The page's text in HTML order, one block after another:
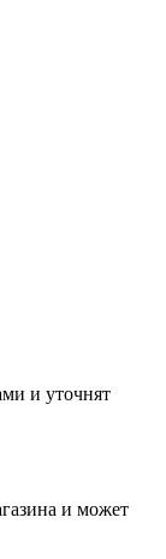
и уточнят
и может